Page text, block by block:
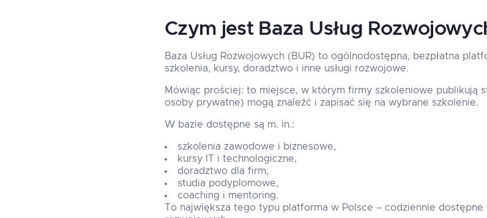
Czym jest Baza Usług
Baza Usług Rozwojowych (BUR) to ogólnodostępna, bezpłatna
szkolenia, kursy, doradztwo i inne usługi rozwojowe.
Mówiąc prościej: to miejsce, w którym firmy szkoleniowe publikują
osoby prywatne) mogą znaleźć i zapisać się na wybrane szkolenie.
W bazie dostępne są m. in.:
szkolenia zawodowe i biznesowe,
kursy IT i technologiczne,
doradztwo dla firm,
studia podyplomowe,
coaching i mentoring.
To największa tego typu platforma w Polsce – codziennie dostępne